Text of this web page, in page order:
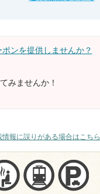
ンを提供しませんか？
みませんか！
情報に誤りがある場合はこちら